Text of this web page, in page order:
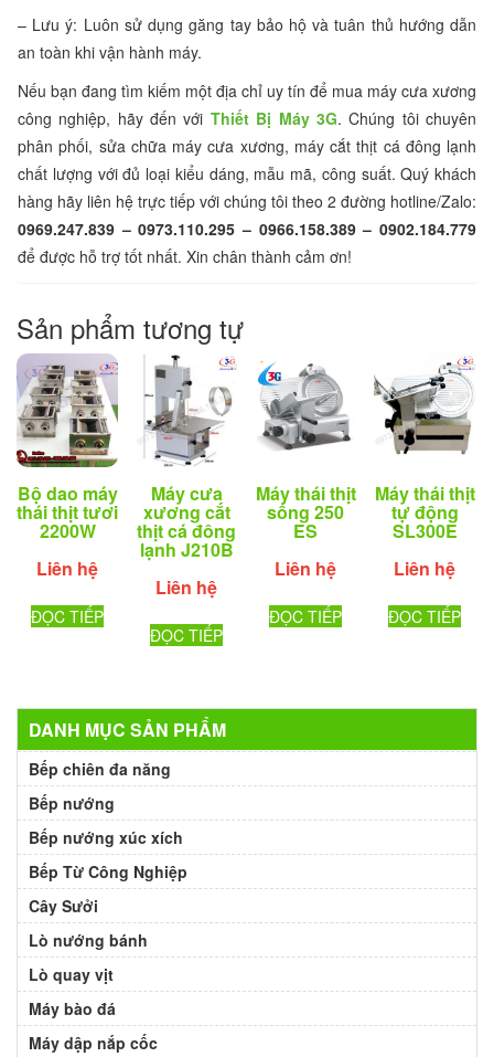
– Lưu ý: Luôn sử dụng găng tay bảo hộ và tuân thủ hướng dẫn
an toàn khi vận hành máy.
Nếu bạn đang tìm kiếm một địa chỉ uy tín để mua máy cưa xương
công nghiệp, hãy đến với Thiết Bị Máy 3G. Chúng tôi chuyên
phân phối, sửa chữa máy cưa xương, máy cắt thịt cá đông lạnh
chất lượng với đủ loại kiểu dáng, mẫu mã, công suất. Quý khách
hàng hãy liên hệ trực tiếp với chúng tôi theo 2 đường hotline/Zalo:
0969.247.839 – 0973.110.295 – 0966.158.389 – 0902.184.779
để được hỗ trợ tốt nhất. Xin chân thành cảm ơn!
Sản phẩm tương tự
Bộ dao máy
thái thịt tươi
2200W
Liên hệ
ĐỌC TIẾP
Máy cưa
xương cắt
thịt cá đông
lạnh J210B
Liên hệ
ĐỌC TIẾP
Máy thái thịt
sống 250
ES
Liên hệ
ĐỌC TIẾP
Máy thái thịt
tự động
SL300E
Liên hệ
ĐỌC TIẾP
DANH MỤC SẢN PHẨM
Bếp chiên đa năng
Bếp nướng
Bếp nướng xúc xích
Bếp Từ Công Nghiệp
Cây Sưởi
Lò nướng bánh
Lò quay vịt
Máy bào đá
Máy dập nắp cốc